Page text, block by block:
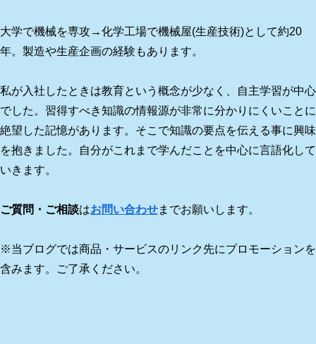
大学で機械を専攻→化学工場で機械屋(生産技術)として約20
年。製造や生産企画の経験もあります。
私が入社したときは教育という概念が少なく、自主学習が中心
でした。習得すべき知識の情報源が非常に分かりにくいことに
絶望した記憶があります。そこで知識の要点を伝える事に興味
を抱きました。自分がこれまで学んだことを中心に言語化して
いきます。
ご質問・ご相談はお問い合わせまでお願いします。
※当ブログでは商品・サービスのリンク先にプロモーションを
含みます。ご了承ください。